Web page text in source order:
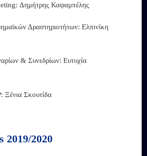
Δημήτρης Καψαμπέλης
Δραστηριοτήτων: Ελπινίκη
& Συνεδρίων: Ευτυχία
Ξένια Σκουτίδα
2019/2020